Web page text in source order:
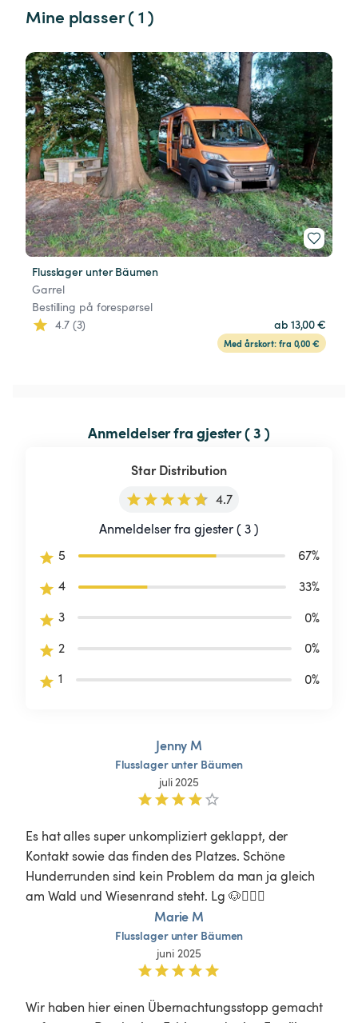
Mine plasser ( 1 )
Flusslager unter Bäumen
Garrel
Bestilling på forespørsel
4.7 (3)
ab 13,00 €
Med årskort: fra 0,00 €
Anmeldelser fra gjester ( 3 )
Star Distribution
4.7
Anmeldelser fra gjester ( 3 )
5
67%
4
33%
3
0%
2
0%
1
0%
Jenny M
Flusslager unter Bäumen
juli 2025
Es hat alles super unkompliziert geklappt, der
Kontakt sowie das finden des Platzes. Schöne
Hunderrunden sind kein Problem da man ja gleich
am Wald und Wiesenrand steht. Lg 🐶🙋🏼‍♀️
Marie M
Flusslager unter Bäumen
juni 2025
Wir haben hier einen Übernachtungsstopp gemacht